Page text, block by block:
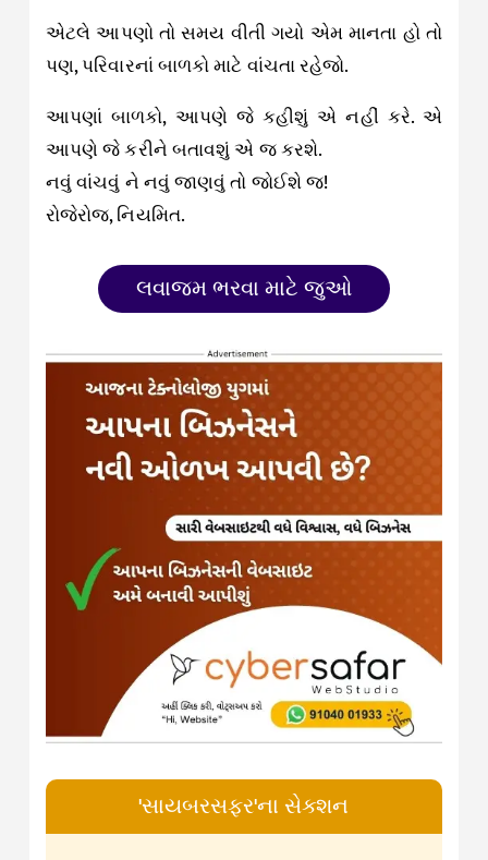
એટલે આપણો તો સમય વીતી ગયો એમ માનતા હો તો
પણ, પરિવારનાં બાળકો માટે વાંચતા રહેજો.
આપણાં બાળકો, આપણે જે કહીશું એ નહીં કરે. એ
આપણે જે કરીને બતાવશું એ જ કરશે.
નવું વાંચવું ને નવું જાણવું તો જોઈશે જ!
રોજેરોજ, નિયમિત.
લવાજમ ભરવા માટે જુઓ
'સાયબરસફર'ના સેક્શન